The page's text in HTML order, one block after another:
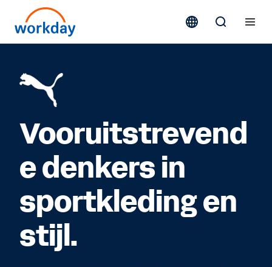
Vooruitstrevend
e denkers in
sportkleding en
stijl.